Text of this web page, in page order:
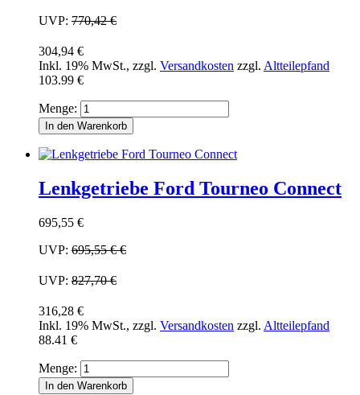
UVP: 770,42 €
304,94 €
Inkl. 19% MwSt., zzgl. Versandkosten zzgl. Altteilepfand
103.99 €
Menge:
In den Warenkorb
Lenkgetriebe Ford Tourneo Connect
695,55 €
UVP: 695,55 €€
UVP: 827,70 €
316,28 €
Inkl. 19% MwSt., zzgl. Versandkosten zzgl. Altteilepfand
88.41 €
Menge:
In den Warenkorb